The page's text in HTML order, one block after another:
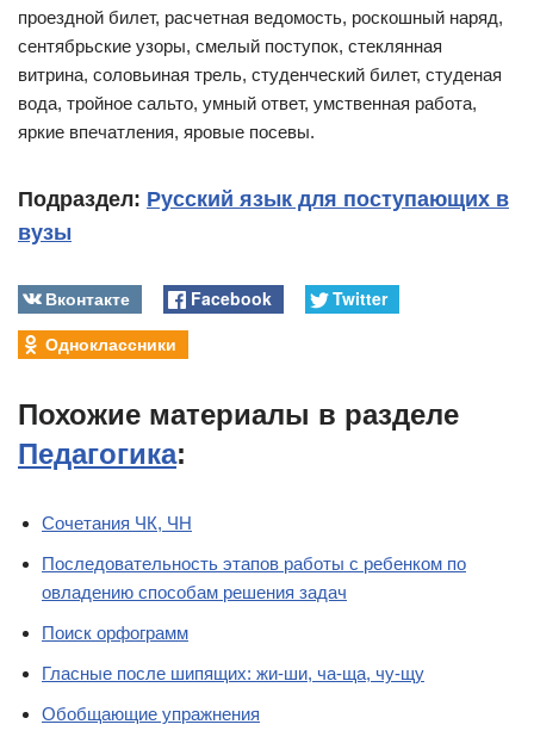
проездной билет, расчетная ведомость, роскошный наряд,
сентябрьские узоры, смелый поступок, стеклянная
витрина, соловьиная трель, студенческий билет, студеная
вода, тройное сальто, умный ответ, умственная работа,
яркие впечатления, яровые посевы.
Подраздел: Русский язык для поступающих в
вузы
Вконтакте Facebook
Twitter
Одноклассники
Похожие материалы в разделе
Педагогика:
Сочетания ЧК, ЧН
Последовательность этапов работы с ребенком по
овладению способам решения задач
Поиск орфограмм
Гласные после шипящих: жи-ши, ча-ща, чу-щу
Обобщающие упражнения